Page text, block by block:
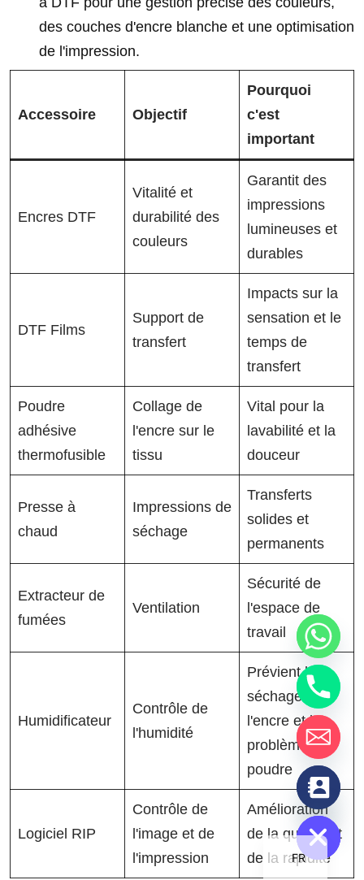
des couches d'encre blanche et une optimisation
de l'impression.
Accessoire Objectif
Pourquoi
c'est
important
Encres DTF
Vitalité et
durabilité des
couleurs
Garantit des
impressions
lumineuses et
durables
DTF Films
Support de
transfert
Impacts sur la
sensation et le
temps de
transfert
Poudre
adhésive
thermofusible
Collage de
l'encre sur le
tissu
Vital pour la
lavabilité et la
douceur
Presse à
chaud
Impressions de
séchage
Transferts
solides et
permanents
Extracteur de
fumées
Ventilation
Sécurité de
l'espace de
travail
Humidificateur
Contrôle de
l'humidité
Prévient le
séchage de
l'encre et les
problèmes de
poudre
Logiciel RIP
Contrôle de
l'image et de
l'impression
Amélioration
de la qualité et
de la rapidité
FR
Hide
chaty